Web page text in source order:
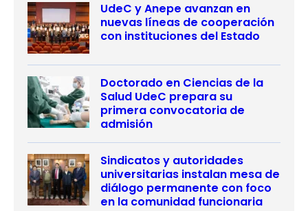
UdeC y Anepe avanzan en
nuevas líneas de cooperación
con instituciones del Estado
Doctorado en Ciencias de la
Salud UdeC prepara su
primera convocatoria de
admisión
Sindicatos y autoridades
universitarias instalan mesa de
diálogo permanente con foco
en la comunidad funcionaria